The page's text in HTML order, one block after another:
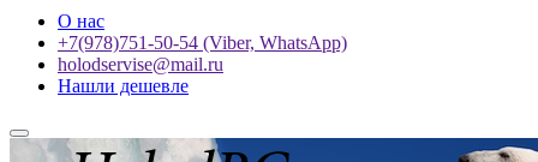
О нас
+7(978)751-50-54 (Viber, WhatsApp)
holodservise@mail.ru
Нашли дешевле